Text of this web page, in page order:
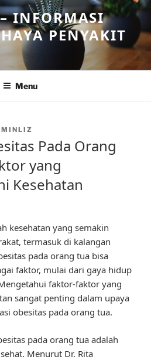
INFORMASI
PENYAKIT
Menu
Pada Orang
yang
Kesehatan
kesehatan yang semakin
termasuk di kalangan
pada orang tua bisa
faktor, mulai dari gaya hidup
faktor-faktor yang
sangat penting dalam upaya
obesitas pada orang tua.
pada orang tua adalah
Menurut Dr. Rita